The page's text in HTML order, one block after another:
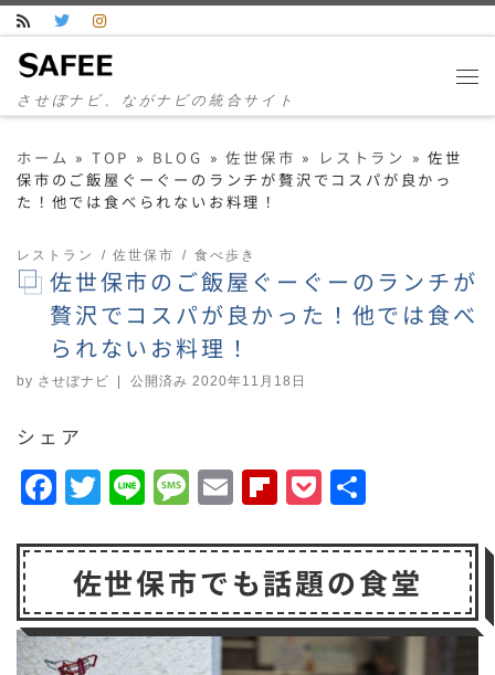
コンテンツへスキップ
させぼナビ、ながナビの統合サイト
ホーム » TOP » BLOG » 佐世保市 » レストラン » 佐世
保市のご飯屋ぐーぐーのランチが贅沢でコスパが良かっ
た！他では食べられないお料理！
レストラン 佐世保市 食べ歩き
佐世保市のご飯屋ぐーぐーのランチが
贅沢でコスパが良かった！他では食べ
られないお料理！
by させぼナビ | 公開済み 2020年11月18日
シェア
F
c
e
b
o
T
it
t
e
r
Li
e
M
s
s
a
g
E
a
il
F
p
b
o
a
P
c
k
e
t
佐世保市でも話題の食堂